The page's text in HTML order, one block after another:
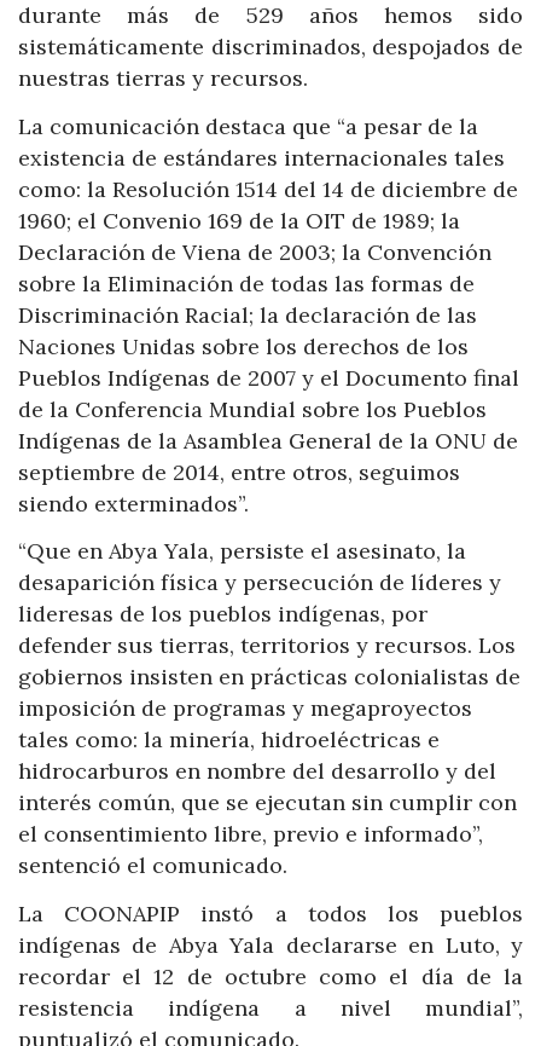
durante más de 529 años hemos sido
sistemáticamente discriminados, despojados de
nuestras tierras y recursos.
La comunicación destaca que “a pesar de la
existencia de estándares internacionales tales
como: la Resolución 1514 del 14 de diciembre de
1960; el Convenio 169 de la OIT de 1989; la
Declaración de Viena de 2003; la Convención
sobre la Eliminación de todas las formas de
Discriminación Racial; la declaración de las
Naciones Unidas sobre los derechos de los
Pueblos Indígenas de 2007 y el Documento final
de la Conferencia Mundial sobre los Pueblos
Indígenas de la Asamblea General de la ONU de
septiembre de 2014, entre otros, seguimos
siendo exterminados”.
“Que en Abya Yala, persiste el asesinato, la
desaparición física y persecución de líderes y
lideresas de los pueblos indígenas, por
defender sus tierras, territorios y recursos. Los
gobiernos insisten en prácticas colonialistas de
imposición de programas y megaproyectos
tales como: la minería, hidroeléctricas e
hidrocarburos en nombre del desarrollo y del
interés común, que se ejecutan sin cumplir con
el consentimiento libre, previo e informado”,
sentenció el comunicado.
La COONAPIP instó a todos los pueblos
indígenas de Abya Yala declararse en Luto, y
recordar el 12 de octubre como el día de la
resistencia indígena a nivel mundial”,
puntualizó el comunicado.